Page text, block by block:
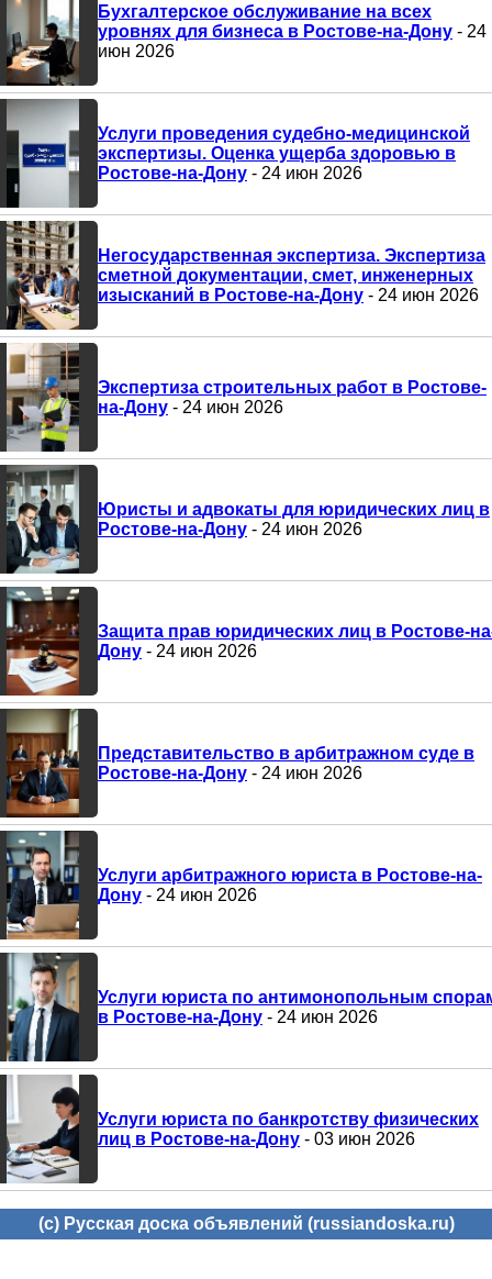
Бухгалтерское обслуживание на всех
уровнях для бизнеса в Ростове-на-Дону - 24
июн 2026
Услуги проведения судебно-медицинской
экспертизы. Оценка ущерба здоровью в
Ростове-на-Дону - 24 июн 2026
Негосударственная экспертиза. Экспертиза
сметной документации, смет, инженерных
изысканий в Ростове-на-Дону - 24 июн 2026
Экспертиза строительных работ в Ростове-
на-Дону - 24 июн 2026
Юристы и адвокаты для юридических лиц в
Ростове-на-Дону - 24 июн 2026
Защита прав юридических лиц в Ростове-
Дону - 24 июн 2026
Представительство в арбитражном суде в
Ростове-на-Дону - 24 июн 2026
Услуги арбитражного юриста в Ростове-на-
Дону - 24 июн 2026
Услуги юриста по антимонопольным
в Ростове-на-Дону - 24 июн 2026
Услуги юриста по банкротству физических
лиц в Ростове-на-Дону - 03 июн 2026
(c) Русская доска объявлений (russiandoska.ru)